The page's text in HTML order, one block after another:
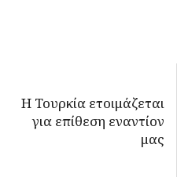
Η Τουρκία ετοιμάζεται
για επίθεση εναντίον
μας